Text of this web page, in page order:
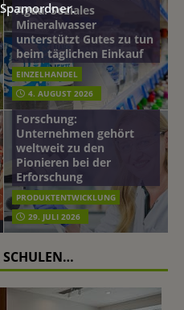
Agua: Soziales
Mineralwasser
unterstützt Gutes zu tun
beim täglichen Einkauf
EINZELHANDEL
4. AUGUST 2026
Beiersdorf
Hautmikrobiom-
Forschung:
Unternehmen gehört
weltweit zu den
Pionieren bei der
Erforschung
PRODUKTENTWICKLUNG
29. JULI 2026
SCHULEN…